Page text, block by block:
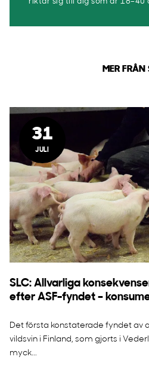
MER FRÅN
31
JULI
SLC: Allvarliga
efter ASF-fyndet –
Det första konstaterade fyndet av
vildsvin i Finland, som gjorts i
myck...